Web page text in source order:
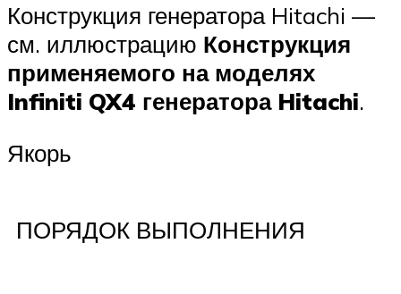
Конструкция генератора Hitachi —
см. иллюстрацию Конструкция
применяемого на моделях
Infiniti QX4 генератора Hitachi.
Якорь
ПОРЯДОК ВЫПОЛНЕНИЯ